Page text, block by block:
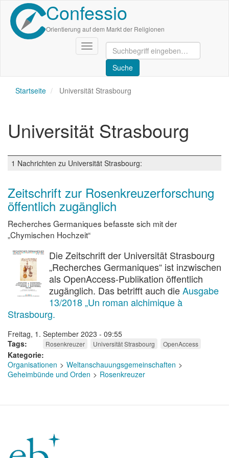
Direkt
zum
Inhalt
Confessio
Orientierung auf dem Markt der Religionen
Navigation
aktivieren/deaktivieren
Startseite Universität Strasbourg
Universität Strasbourg
1 Nachrichten zu Universität Strasbourg:
Zeitschrift zur Rosenkreuzerforschung
öffentlich zugänglich
Recherches Germaniques befasste sich mit der
„Chymischen Hochzeit“
Die Zeitschrift der Universität Strasbourg
„Recherches Germaniques“ ist inzwischen
als OpenAccess-Publikation öffentlich
zugänglich. Das betrifft auch dieAusgabe
13/2018 „Un roman alchimique à
Strasbourg.
Freitag, 1. September 2023 - 09:55
Tags
Rosenkreuzer Universität Strasbourg OpenAccess
Kategorie
Organisationen
Weltanschauungsgemeinschaften
Geheimbünde und Orden
Rosenkreuzer